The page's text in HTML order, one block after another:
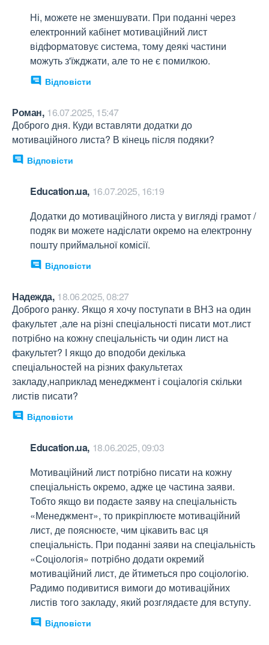
Ні, можете не зменшувати. При поданні через
електронний кабінет мотиваційний лист
відформатовує система, тому деякі частини
можуть з'їжджати, але то не є помилкою.
Відповісти
Роман, 16.07.2025, 15:47
Доброго дня. Куди вставляти додатки до
мотиваційного листа? В кінець після подяки?
Відповісти
Education.ua, 16.07.2025, 16:19
Додатки до мотиваційного листа у вигляді грамот /
подяк ви можете надіслати окремо на електронну
пошту приймальної комісії.
Відповісти
Надежда, 18.06.2025, 08:27
Доброго ранку. Якщо я хочу поступати в ВНЗ на один
факультет ,але на різні спеціальності писати мот.лист
потрібно на кожну спеціальність чи один лист на
факультет? І якщо до вподоби декілька
спеціальностей на різних факультетах
закладу,наприклад менеджмент і соціалогія скільки
листів писати?
Відповісти
Education.ua, 18.06.2025, 09:03
Мотиваційний лист потрібно писати на кожну
спеціальність окремо, адже це частина заяви.
Тобто якщо ви подаєте заяву на спеціальність
«Менеджмент», то прикріплюєте мотиваційний
лист, де пояснюєте, чим цікавить вас ця
спеціальність. При поданні заяви на спеціальність
«Соціологія» потрібно додати окремий
мотиваційний лист, де йтиметься про соціологію.
Радимо подивитися вимоги до мотиваційних
листів того закладу, який розглядаєте для вступу.
Відповісти